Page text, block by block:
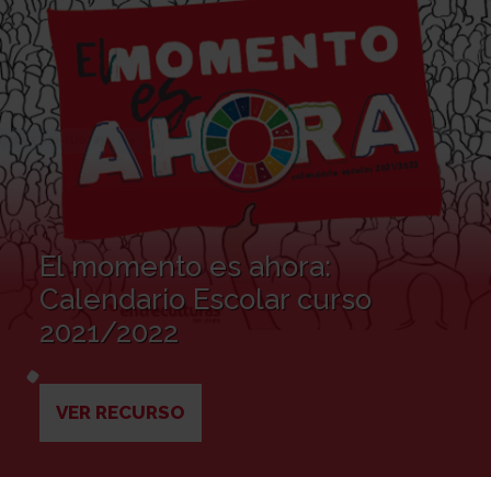
El momento es ahora:
Calendario Escolar curso
2021/2022
VER RECURSO